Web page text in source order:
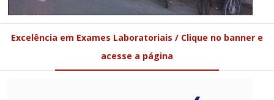
Excelência em Exames Laboratoriais / Clique no banner e
acesse a página